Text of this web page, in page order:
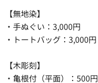
【無地染】
・手ぬぐい：3,000円
・トートバッグ：3,000円
【木彫刻】
・亀根付（平面）：500円